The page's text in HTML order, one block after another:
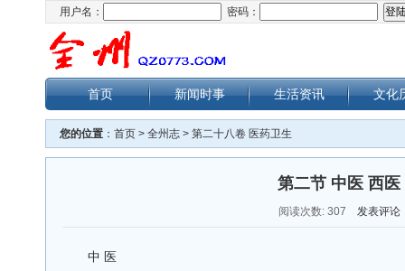
用户名： 密码：
首页 新闻时事 生活资讯 文化
您的位置 ： 首页 > 全州志 > 第二十八卷 医药卫生
第二节 中医 西医
阅读次数: 307 发表评论
中 医